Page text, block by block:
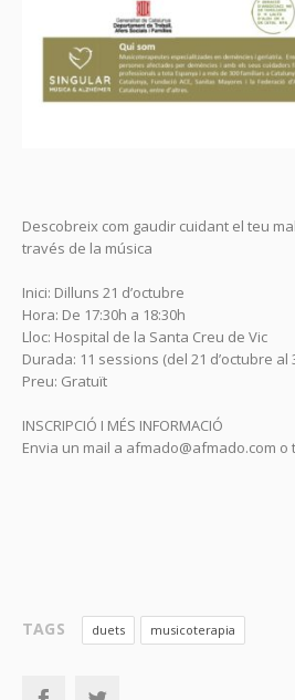
Descobreix com gaudir cuidant el teu
través de la música
Inici: Dilluns 21 d’octubre
Hora: De 17:30h a 18:30h
Lloc: Hospital de la Santa Creu de Vic
Durada: 11 sessions (del 21 d’octubre
Preu: Gratuït
INSCRIPCIÓ I MÉS INFORMACIÓ
Envia un mail a afmado@afmado.com o
TAGS duets musicoterapia